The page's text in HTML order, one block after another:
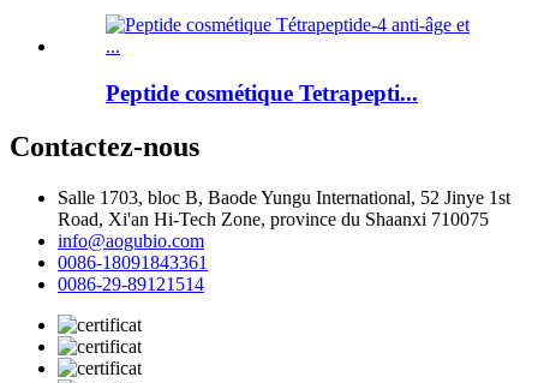
Peptide cosmétique Tetrapepti...
Contactez-nous
Salle 1703, bloc B, Baode Yungu International, 52 Jinye 1st
Road, Xi'an Hi-Tech Zone, province du Shaanxi 710075
info@aogubio.com
0086-18091843361
0086-29-89121514